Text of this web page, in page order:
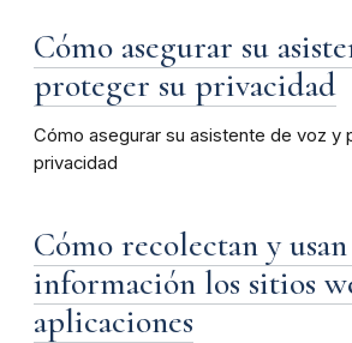
Cómo asegurar su
proteger su privacidad
Cómo asegurar su asistente de voz y
privacidad
Cómo recolectan y
información los sitios
aplicaciones